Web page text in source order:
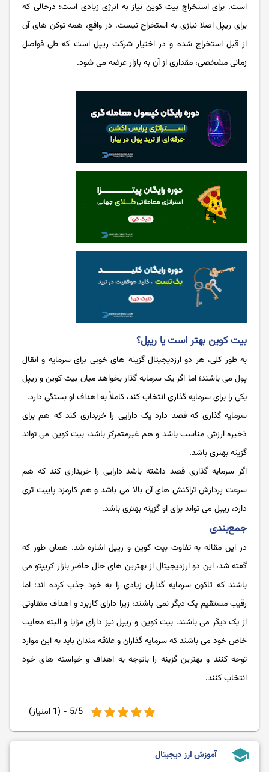
است. برای استخراج بیت کوین نیاز به انرژی زیادی است؛ درحالی که
برای ریپل اصلا نیازی به استخراج نیست. در واقع، همه توکن های آن
از قبل استخراج شده و در اختیار شرکت ریپل است که طی فواصل
زمانی مشخصی، مقداری از آن به بازار عرضه می شود.
بیت کوین بهتر است یا ریپل؟
به طور کلی، هر دو ارزدیجیتال گزینه های خوبی برای سرمایه و انقال
پول می باشند؛ اما اگر یک سرمایه گذار بخواهد میان بیت کوین و ریپل
یکی را برای سرمایه گذاری انتخاب کند، کاملاً به اهداف او بستگی دارد.
سرمایه گذاری که قصد دارد یک دارایی را خریداری کند که هم برای
ذخیره ارزش مناسب باشد و هم غیرمتمرکز باشد، بیت کوین می تواند
گزینه بهتری باشد.
اگر سرمایه گذاری قصد داشته باشد دارایی را خریداری کند که هم
سرعت پردازش تراکنش های آن بالا می باشد و هم کارمزد پاییت تری
دارد، ریپل می تواند برای او گزینه بهتری باشد.
جمع‌بندی
در این مقاله به تفاوت بیت کوین و ریپل اشاره شد. همان طور که
گفته شد، این دو ارزدیجیتال از بهترین های حال حاضر بازار کریپتو می
باشند که تاکون سرمایه گذاران زیادی را به خود جذب کرده اند؛ اما
رقیب مستقیم یک دیگر نمی باشند؛ زیرا دارای کاربرد و اهداف متفاوتی
از یک دیگر می باشند. بیت کوین و ریپل نیز دارای مزایا و البته معایب
خاص خود می باشند که سرمایه گذاران و علاقه مندان باید به این موارد
توجه کنند و بهترین گزینه را باتوجه به اهداف و خواسته های خود
انتخاب کنند.
5/5 - (1 امتیاز)
school آموزش ارز دیجیتال